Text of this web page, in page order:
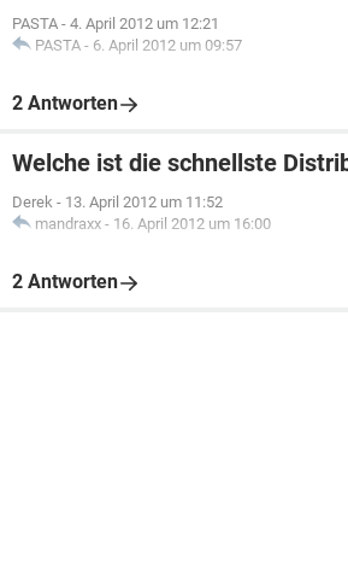
PASTA - 4. April 2012 um 12:21
PASTA - 6. April 2012 um 09:57
2 Antworten
Welche ist die schnellste
Derek - 13. April 2012 um 11:52
mandraxx - 16. April 2012 um 16:00
2 Antworten